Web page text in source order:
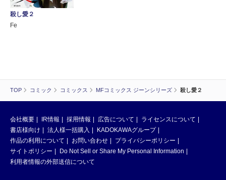
TOP コミック コミックス MFコミックス ジーンシリーズ 殺し愛２
殺し愛２
Fe
会社概要 IR情報 採用情報 広告について
ライセンスについて
書店様向け
法人様一括購入
KADOKAWAグループ
作品の利用について
お問い合わせ
プライバシーポリシー
サイトポリシー
Do Not Sell or Share My Personal Information
利用者情報の外部送信について